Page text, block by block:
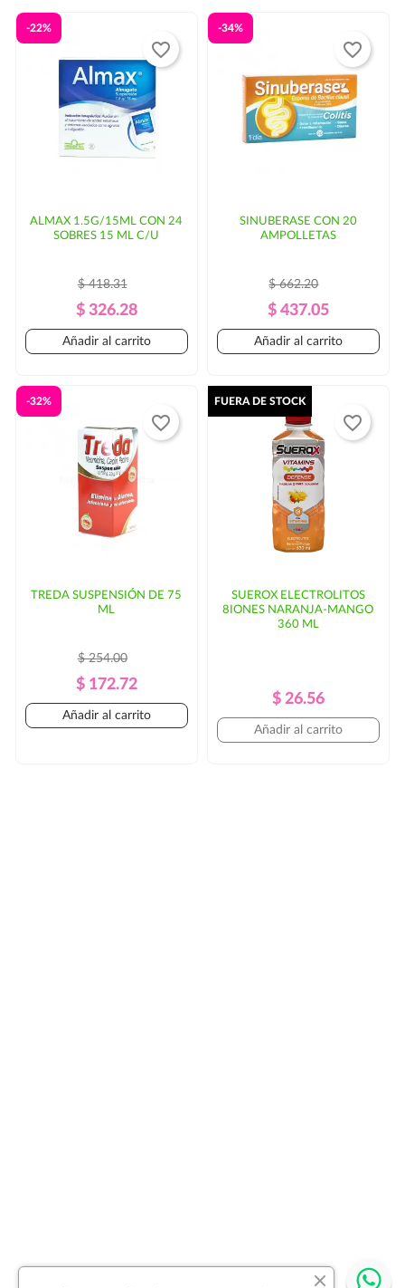
puede haber un
incremento en el costo del envío y/o mayor tiempo de
entrega. En ese caso, se solicitaría autorización por
parte del cliente.
ALMAX 1.5G/15ML CON 24
SOBRES 15 ML C/U
Precio
Regular
$ 418.31
Precio
$ 326.28
-22%
Añadir al carrito
favorite_border
SINUBERASE CON 20
AMPOLLETAS
Precio
Regular
$ 662.20
Precio
$ 437.05
-34%
Añadir al carrito
favorite_border
TREDA SUSPENSIÓN DE 75
ML
Precio
Regular
$ 254.00
Precio
$ 172.72
-32%
Añadir al carrito
favorite_border
SUEROX ELECTROLITOS
8IONES NARANJA-MANGO
360 ML
Precio
Regular
Precio
$ 26.56
FUERA DE STOCK
Añadir al carrito
favorite_border